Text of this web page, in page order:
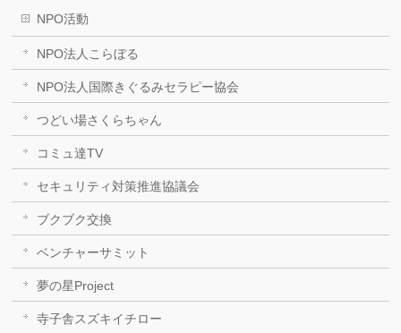
NPO活動
NPO法人こらぼる
NPO法人国際きぐるみセラピー協会
つどい場さくらちゃん
コミュ達TV
セキュリティ対策推進協議会
ブクブク交換
ベンチャーサミット
夢の星Project
寺子舎スズキイチロー